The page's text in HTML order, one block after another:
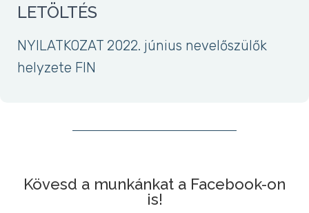
LETÖLTÉS
NYILATKOZAT 2022. június nevelőszülők
helyzete FIN
Kövesd a munkánkat a Facebook-on
is!